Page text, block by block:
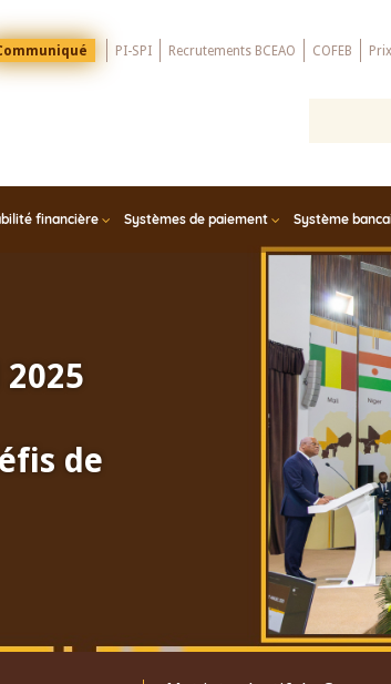
PI-SPI Recrutements BCEAO COFEB
financière Systèmes de paiement Système
de